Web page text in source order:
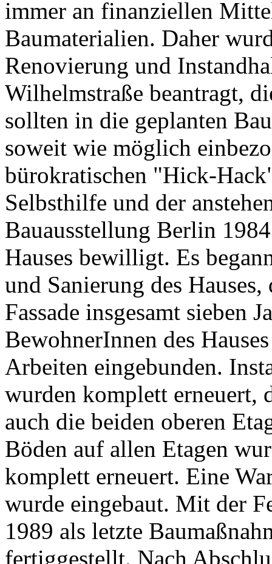
immer an finanziellen
Baumaterialien. Daher
Renovierung und
Wilhelmstraße beantragt,
sollten in die geplanten
soweit wie möglich
bürokratischen "Hick-
Selbsthilfe und der
Bauausstellung Berlin
Hauses bewilligt. Es
und Sanierung des
Fassade insgesamt sieben
BewohnerInnen des
Arbeiten eingebunden.
wurden komplett erneuert,
auch die beiden oberen
Böden auf allen Etagen
komplett erneuert. Eine
wurde eingebaut. Mit der
1989 als letzte
fertiggestellt. Nach